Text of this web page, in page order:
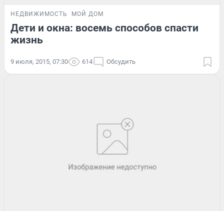
НЕДВИЖИМОСТЬ МОЙ ДОМ
Дети и окна: восемь способов спасти
жизнь
9 июля, 2015, 07:30 614 Обсудить